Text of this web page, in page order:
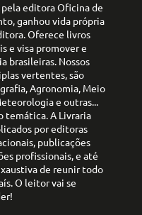
editora Oficina de
ganhou vida própria
Oferece livros
e visa promover e
brasileiras. Nossos
vertentes, são
Agronomia, Meio
e outras...
temática. A Livraria
por editoras
publicações
profissionais, e até
de reunir todo
O leitor vai se